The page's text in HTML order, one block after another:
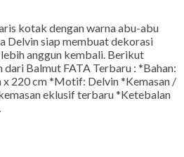
kotak dengan warna abu-abu
Delvin siap membuat dekorasi
anggun kembali. Berikut
Balmut FATA Terbaru : *Bahan:
x 220 cm *Motif: Delvin *Kemasan /
eklusif terbaru *Ketebalan